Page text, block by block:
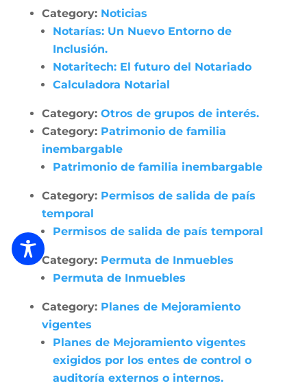
Category: Noticias
Notarías: Un Nuevo Entorno de
Inclusión.
Notaritech: El futuro del Notariado
Calculadora Notarial
Category: Otros de grupos de interés.
Category: Patrimonio de familia
inembargable
Patrimonio de familia inembargable
Category: Permisos de salida de país
temporal
Permisos de salida de país temporal
Category: Permuta de Inmuebles
Permuta de Inmuebles
Category: Planes de Mejoramiento
vigentes
Planes de Mejoramiento vigentes
exigidos por los entes de control o
auditoría externos o internos.